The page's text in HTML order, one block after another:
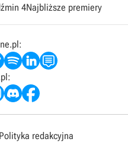
4Najbliższe premiery
Polityka redakcyjna